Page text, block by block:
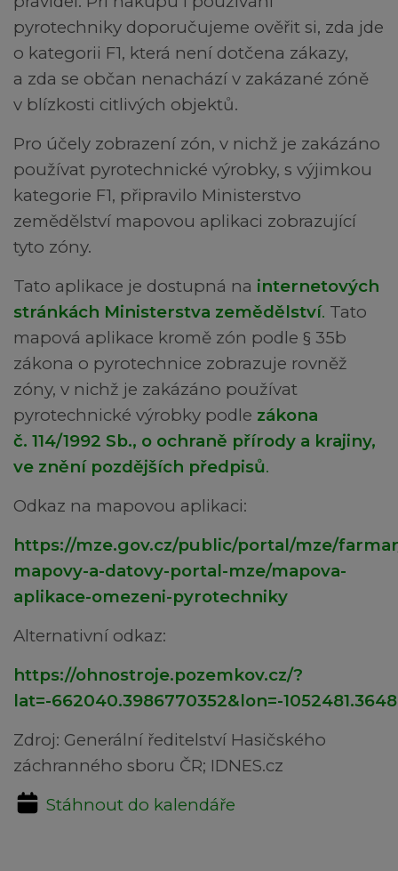
pyrotechniky doporučujeme ověřit si, zda jde
o kategorii F1, která není dotčena zákazy,
a zda se občan nenachází v zakázané zóně
v blízkosti citlivých objektů.
Pro účely zobrazení zón, v nichž je zakázáno
používat pyrotechnické výrobky, s výjimkou
kategorie F1, připravilo Ministerstvo
zemědělství mapovou aplikaci zobrazující
tyto zóny.
Tato aplikace je dostupná na internetových
stránkách Ministerstva zemědělství. Tato
mapová aplikace kromě zón podle § 35b
zákona o pyrotechnice zobrazuje rovněž
zóny, v nichž je zakázáno používat
pyrotechnické výrobky podle zákona
č. 114/1992 Sb., o ochraně přírody a krajiny,
ve znění pozdějších předpisů.
Odkaz na mapovou aplikaci:
https://mze.gov.cz/public/portal/mze/
mapovy-a-datovy-portal-mze/mapova-
aplikace-omezeni-pyrotechniky
Alternativní odkaz:
https://ohnostroje.pozemkov.cz/?
lat=-662040.3986770352&lon=-
Zdroj: Generální ředitelství Hasičského
záchranného sboru ČR; IDNES.cz
Stáhnout do kalendáře